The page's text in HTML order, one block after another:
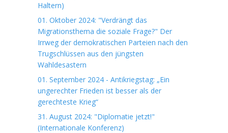
Haltern)
01. Oktober 2024: "Verdrängt das
Migrationsthema die soziale Frage?" Der
Irrweg der demokratischen Parteien nach den
Trugschlüssen aus den jüngsten
Wahldesastern
01. September 2024 - Antikriegstag: „Ein
ungerechter Frieden ist besser als der
gerechteste Krieg“
31. August 2024: "Diplomatie jetzt!"
(Internationale Konferenz)